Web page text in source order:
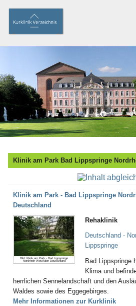
Klinik am Park Bad Lippspringe
Klinik am Park - Bad Lippspringe
Deutschland
Bild: Klinik am Park - Bad Lippspringe
Nordrhein-Westfalen Deutschland
Rehaklinik
Deutschland -
Lippspringe
Bad Lippspringe
Klima und
herrlichen Sennelandschaft und den
Waldes sowie des Eggegebirges.
Mehr Informationen zur Kurklinik